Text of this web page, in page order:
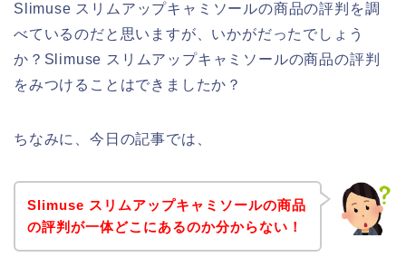
Slimuse スリムアップキャミソールの商品の評判を調
べているのだと思いますが、いかがだったでしょう
か？Slimuse スリムアップキャミソールの商品の評判
をみつけることはできましたか？
ちなみに、今日の記事では、
Slimuse スリムアップキャミソールの商品
の評判が一体どこにあるのか分からない！